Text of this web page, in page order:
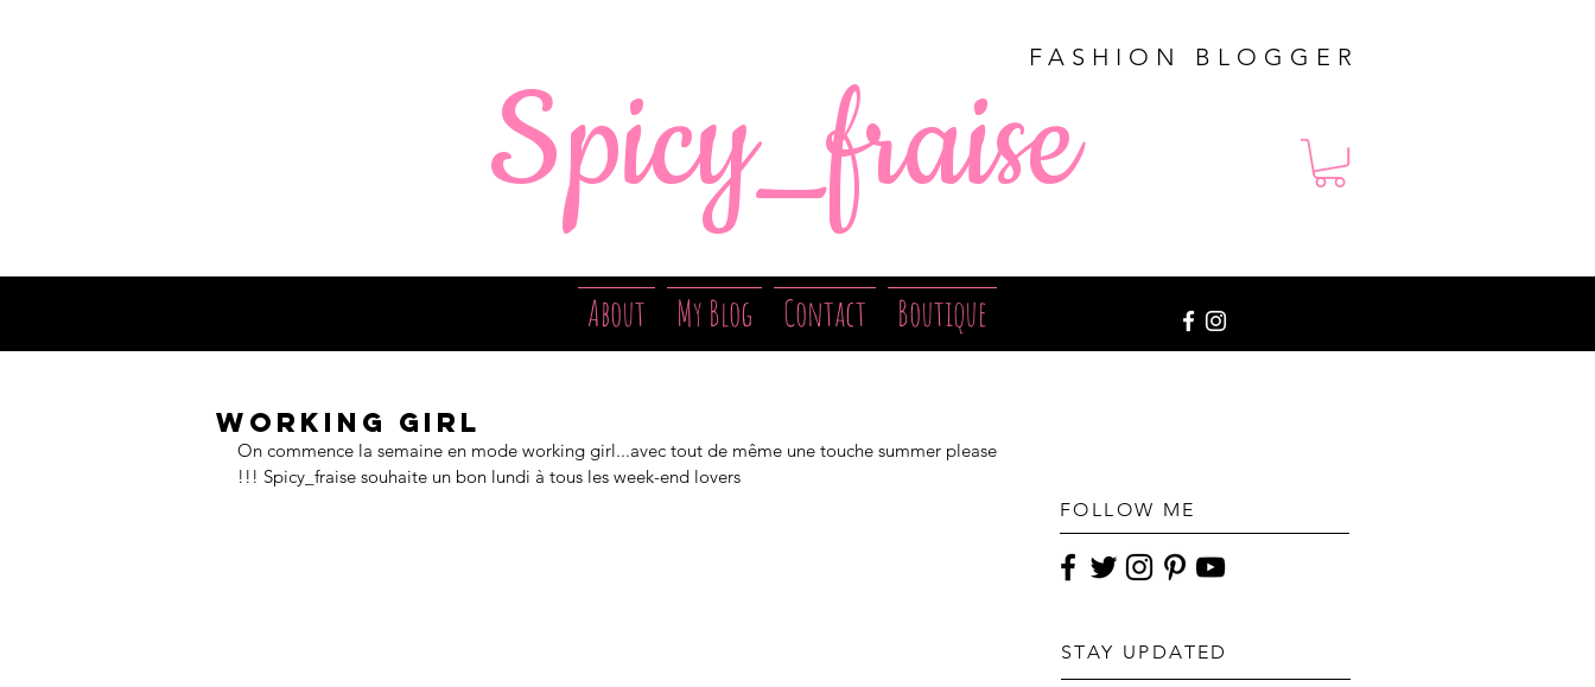
Spicy_fraiseFASHION BLOGGER
About My Blog Contact Boutique
Working girl
On commence la semaine en mode working girl...avec tout de même une touche summer please
!!! Spicy_fraise souhaite un bon lundi à tous les week-end lovers
FOLLOW ME
STAY UPDATED